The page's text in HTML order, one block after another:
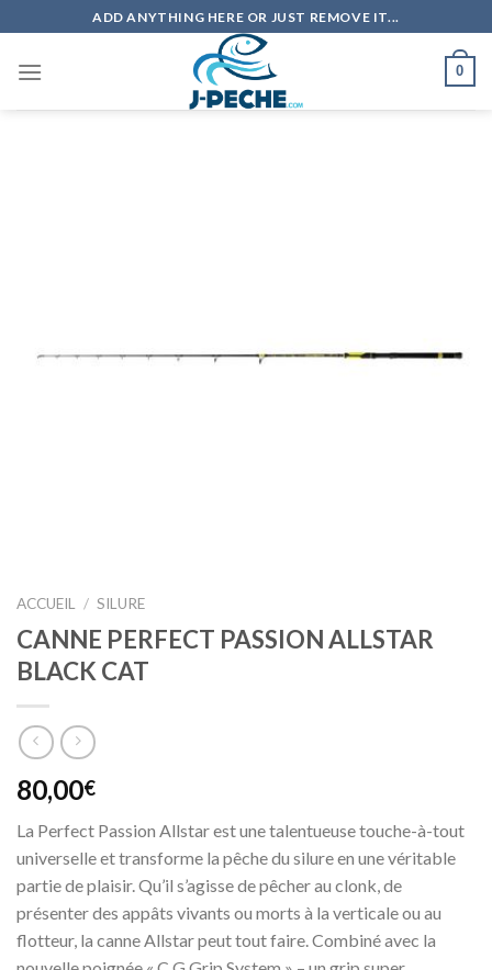
to
content
ADD ANYTHING HERE OR JUST REMOVE IT...
0
ACCUEIL / SILURE
CANNE PERFECT PASSION ALLSTAR
BLACK CAT
80,00€
La Perfect Passion Allstar est une talentueuse touche-à-tout
universelle et transforme la pêche du silure en une véritable
partie de plaisir. Qu’il s’agisse de pêcher au clonk, de
présenter des appâts vivants ou morts à la verticale ou au
flotteur, la canne Allstar peut tout faire. Combiné avec la